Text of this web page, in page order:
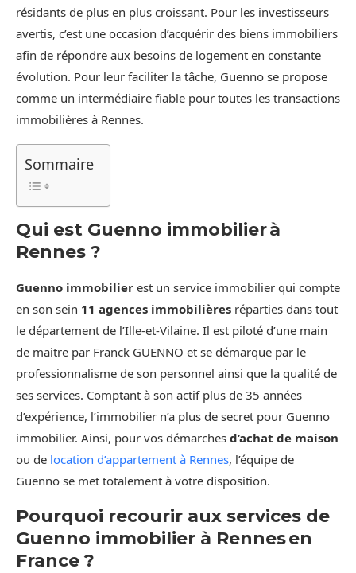
résidants de plus en plus croissant. Pour les investisseurs
avertis, c’est une occasion d’acquérir des biens immobiliers
afin de répondre aux besoins de logement en constante
évolution. Pour leur faciliter la tâche, Guenno se propose
comme un intermédiaire fiable pour toutes les transactions
immobilières à Rennes.
Sommaire
Qui est Guenno immobilier à
Rennes ?
Guenno immobilier est un service immobilier qui compte
en son sein 11 agences immobilières réparties dans tout
le département de l’Ille-et-Vilaine. Il est piloté d’une main
de maitre par Franck GUENNO et se démarque par le
professionnalisme de son personnel ainsi que la qualité de
ses services. Comptant à son actif plus de 35 années
d’expérience, l’immobilier n’a plus de secret pour Guenno
immobilier. Ainsi, pour vos démarches d’achat de maison
ou de location d’appartement à Rennes, l’équipe de
Guenno se met totalement à votre disposition.
Pourquoi recourir aux services de
Guenno immobilier à Rennes en
France ?